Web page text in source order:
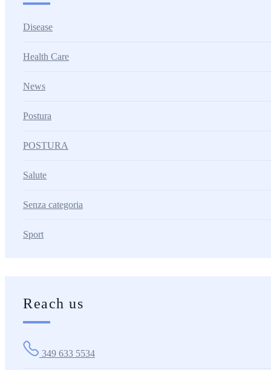
Disease
Health Care
News
Postura
POSTURA
Salute
Senza categoria
Sport
Reach us
349 633 5534